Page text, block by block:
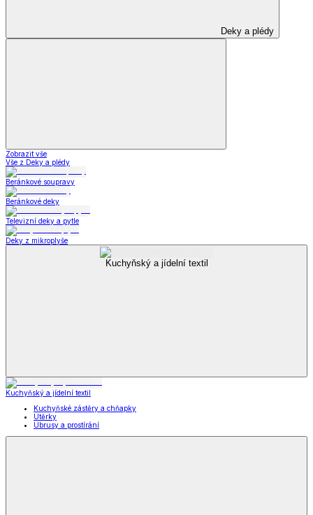
Deky a plédy
Zobrazit vše
Vše z Deky a plédy
Beránkové soupravy
Beránkové deky
Televizní deky a pytle
Deky z mikroplyše
Kuchyňský a jídelní textil
Kuchyňský a jídelní textil
Kuchyňské zástěry a chňapky
Utěrky
Ubrusy a prostírání